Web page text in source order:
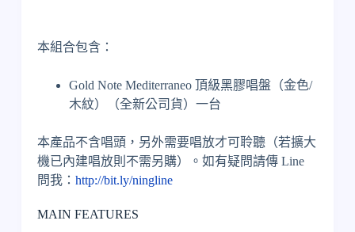
唱
盤
數
量
本組合包含：
Gold Note Mediterraneo 頂級黑膠唱盤（金色/
木紋）（全新公司貨）一台
本產品不含唱頭，另外需要唱放才可聆聽（若擴大
機已內建唱放則不需另購）。如有疑問請傳 Line
問我： http://bit.ly/ningline
MAIN FEATURES